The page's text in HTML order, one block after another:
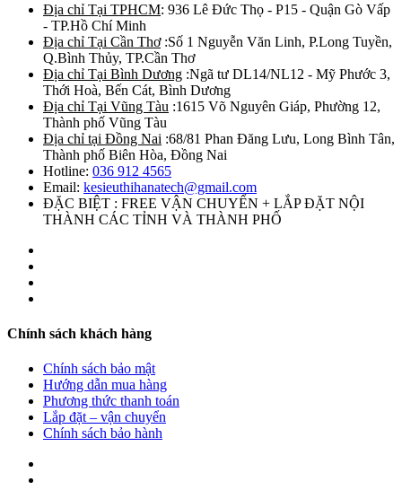
Địa chỉ Tại TPHCM: 936 Lê Đức Thọ - P15 - Quận Gò Vấp
- TP.Hồ Chí Minh
Địa chỉ Tại Cần Thơ:Số 1 Nguyễn Văn Linh, P.Long Tuyền,
Q.Bình Thủy, TP.Cần Thơ
Địa chỉ Tại Bình Dương :Ngã tư DL14/NL12 - Mỹ Phước 3,
Thới Hoà, Bến Cát, Bình Dương
Địa chỉ Tại Vũng Tàu :1615 Võ Nguyên Giáp, Phường 12,
Thành phố Vũng Tàu
Địa chỉ tại Đồng Nai :68/81 Phan Đăng Lưu, Long Bình Tân,
Thành phố Biên Hòa, Đồng Nai
Hotline: 036 912 4565
Email: kesieuthihanatech@gmail.com
ĐẶC BIỆT : FREE VẬN CHUYỂN + LẮP ĐẶT NỘI
THÀNH CÁC TỈNH VÀ THÀNH PHỐ
Chính sách khách hàng
Chính sách bảo mật
Hướng dẫn mua hàng
Phương thức thanh toán
Lắp đặt – vận chuyển
Chính sách bảo hành